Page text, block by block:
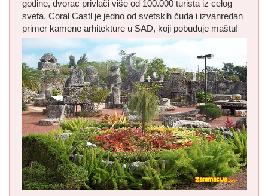
godine, dvorac privlači više od 100.000 turista iz celog
sveta. Coral Castl je jedno od svetskih čuda i izvanredan
primer kamene arhitekture u SAD, koji pobuđuje maštu!